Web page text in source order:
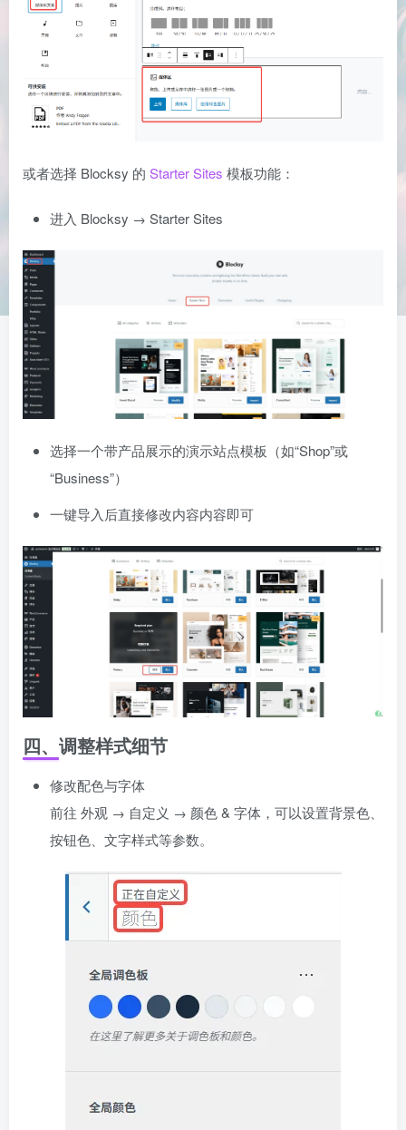
或者选择 Blocksy 的 Starter Sites 模板功能：
进入 Blocksy → Starter Sites
选择一个带产品展示的演示站点模板（如“Shop”或
“Business”）
一键导入后直接修改内容内容即可
四、调整样式细节
修改配色与字体
前往 外观 → 自定义 → 颜色 & 字体，可以设置背景色、
按钮色、文字样式等参数。